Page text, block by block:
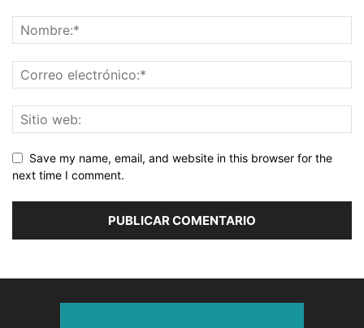
Save my name, email, and website in this browser for the
next time I comment.